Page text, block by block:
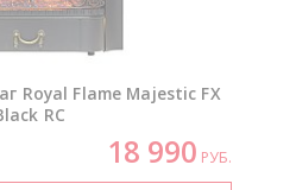
Royal Flame Majestic FX
RC
18 990 РУБ.